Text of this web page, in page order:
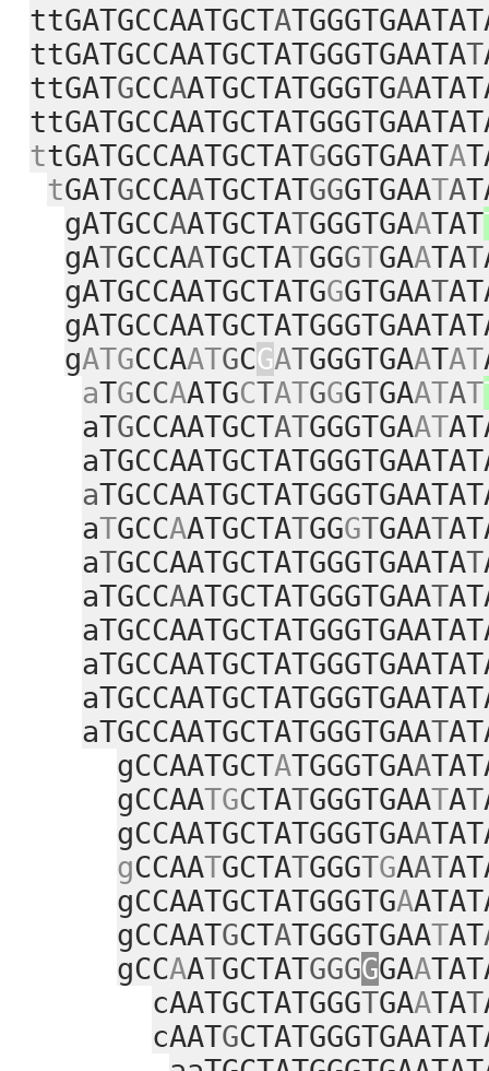
ttGATGCCAATGCTA
ttGATGCCAATGCTATGGGTGAATAT
ttGATGCCAATGCTATGGGTGA
ttGATGCCAATGCTATGGGTGAATA
tGATGCCAATGCTATGGGTGAATA
gATGCCAATGCTATGGGTGAATAT
gATGCCAATGCTATGGGTGAATAT
gATGCCAATGCTATGGGTGAAT
gATGCCAATGCGATGGGTGAATAT
aTGCCAATGCTATGGGTGAATAT
aTGCCAATGCTATGGGTGAAT
a
aTGCCAATGCTATGGGTGAAT
aTGCCAATGCTATGGGTGAATAT
aTGCCAATGCTATGGGTGAAT
aTGCCAATGCTATGGGTGAAT
gCCAATGCTATGGGTGAA
gCCAATGCTATGGGTGAATAT
gCCAATGCTATGGGTGAA
gCCAATGCTATGGGTGAAT
gCCAATGCTATGGGTGA
gCCAATGCTATGGGTGAATAT
gCCAATGCTATGGGGGAA
cAATGCTATGGGTGAATAT
cAATG